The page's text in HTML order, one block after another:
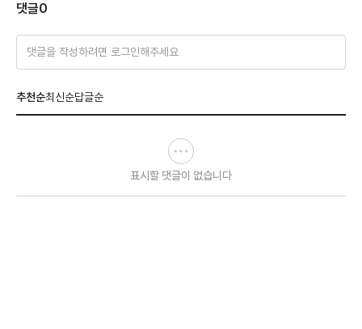
댓글0
댓글을 작성하려면 로그인해주세요
추천순최신순답글순
표시할 댓글이 없습니다